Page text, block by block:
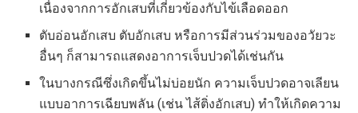
เนื่องจากการอักเสบที่เกี่ยวข้องกับไข้เลือดออก
ตับอ่อนอักเสบ ตับอักเสบ หรือการมีส่วนร่วมของอวัยวะ
อื่นๆ ก็สามารถแสดงอาการเจ็บปวดได้เช่นกัน
ในบางกรณีซึ่งเกิดขึ้นไม่บ่อยนัก ความเจ็บปวดอาจเลียน
แบบอาการเฉียบพลัน (เช่น ไส้ติ่งอักเสบ) ทำให้เกิดความ